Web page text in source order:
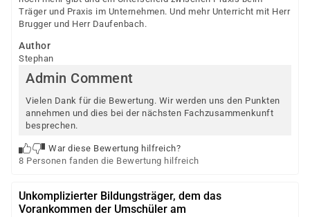
Träger und Praxis im Unternehmen. Und mehr Unterricht mit Herr
Brugger und Herr Daufenbach.
Author
Stephan
Admin Comment
Vielen Dank für die Bewertung. Wir werden uns den Punkten
annehmen und dies bei der nächsten Fachzusammenkunft
besprechen.
War diese Bewertung hilfreich?
8 Personen fanden die Bewertung hilfreich
Unkomplizierter Bildungsträger, dem das
Vorankommen der Umschüler am